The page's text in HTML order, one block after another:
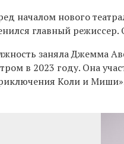
началом нового
главный
заняла Джемма
в 2023 году. Она
Коли и